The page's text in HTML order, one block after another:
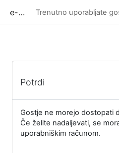
e-učilnica UP FAMNIT Trenutno uporabljate
Potrdi
Gostje ne morejo dostopati
Če želite nadaljevati, se
uporabniškim računom.